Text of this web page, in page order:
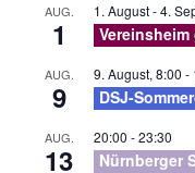
AUG.
1
1. August-4.
AUG.
9
9. August, 8:00 -
DSJ-
AUG.
13
20:00 -23:30
Nürnberger